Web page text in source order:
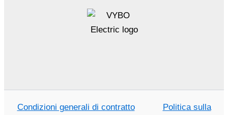
Condizioni generali di contratto
Politica sulla